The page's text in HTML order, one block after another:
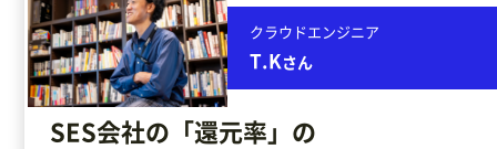
クラウドエンジニア
T.Kさん
SES会社の「還元率」の